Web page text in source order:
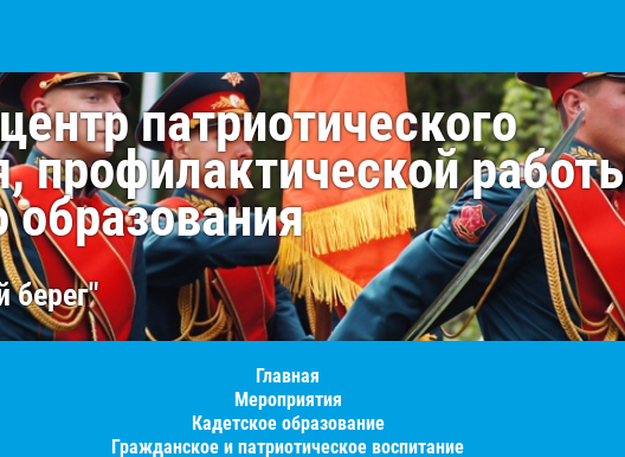
патриотического
профилактической
образования
берег"
Главная
Мероприятия
Кадетское образование
Гражданское и патриотическое воспитание